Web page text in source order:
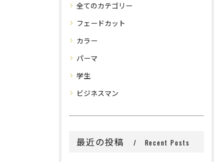
全てのカテゴリー
フェードカット
カラー
パーマ
学生
ビジネスマン
最近の投稿 Recent Posts